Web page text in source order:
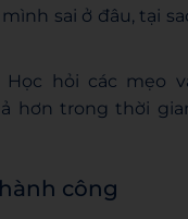
sai ở đâu, tại
hỏi các mẹo
hơn trong thời
công